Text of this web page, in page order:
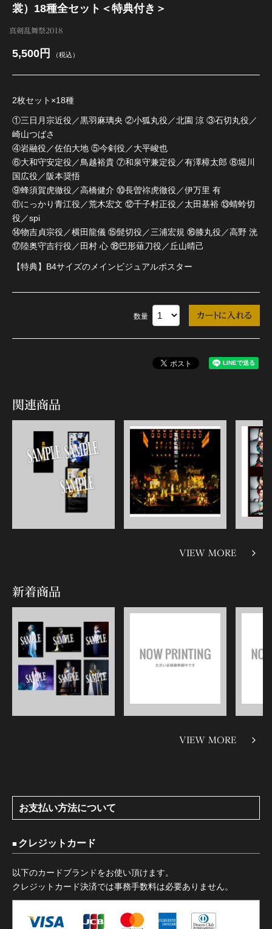
裳）18種全セット＜特典付き＞
真剣乱舞祭2018
5,500円 （税込）
2枚セット×18種
①三日月宗近役／黒羽麻璃央 ②小狐丸役／北園 涼 ③石切丸役／
崎山つばさ
④岩融役／佐伯大地 ⑤今剣役／大平峻也
⑥大和守安定役／鳥越裕貴 ⑦和泉守兼定役／有澤樟太郎 ⑧堀川
国広役／阪本奨悟
⑨蜂須賀虎徹役／高橋健介 ⑩長曽祢虎徹役／伊万里 有
⑪にっかり青江役／荒木宏文 ⑫千子村正役／太田基裕 ⑬蜻蛉切
役／spi
⑭物吉貞宗役／横田龍儀 ⑮髭切役／三浦宏規 ⑯膝丸役／高野 洸
⑰陸奥守吉行役／田村 心 ⑱巴形薙刀役／丘山晴己
【特典】B4サイズのメインビジュアルポスター
数量
関連商品
VIEW MORE
新着商品
VIEW MORE
お支払い方法について
クレジットカード
以下のカードブランドをお使い頂けます。
クレジットカード決済では事務手数料は必要ありません。